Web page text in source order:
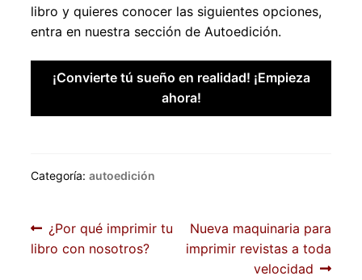
libro y quieres conocer las siguientes opciones,
entra en nuestra sección de Autoedición.
¡Convierte tú sueño en realidad! ¡Empieza
ahora!
Categoría: autoedición
Navegación
de
Anterior:
¿Por qué imprimir tu
libro con nosotros?
Siguiente:
Nueva maquinaria para
imprimir revistas a toda
velocidad